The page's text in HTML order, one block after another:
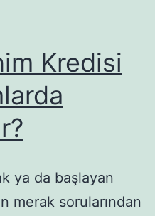
Kredisi
ya da başlayan
merak sorularından